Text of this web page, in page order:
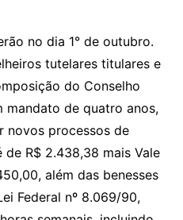
no dia 1° de outubro.
tutelares titulares e
do Conselho
mandato de quatro anos,
novos processos de
de R$ 2.438,38 mais Vale
além das benesses
Federal nº 8.069/90,